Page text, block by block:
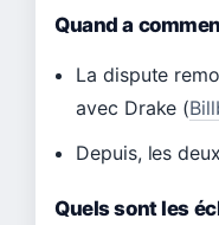
Quand a
La dispute
avec Drake (
Depuis, les
Quels sont les